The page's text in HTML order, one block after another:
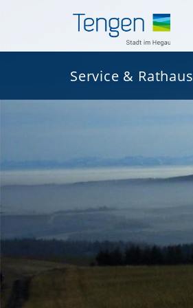
Service & Rathaus